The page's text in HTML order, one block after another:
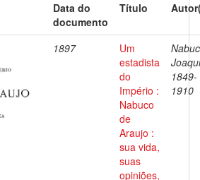
Data do
documento
Título
1897
Um
estadista
do
Império :
Nabuco
de
Araujo :
sua vida,
suas
opiniões,
1849-
1910